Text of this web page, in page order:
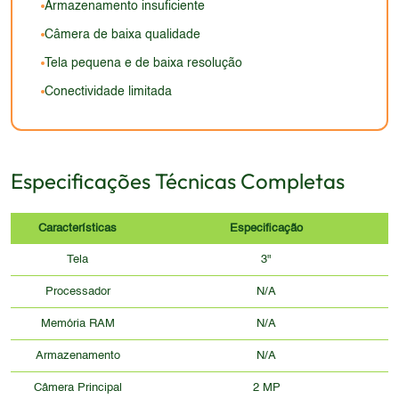
Armazenamento insuficiente
Câmera de baixa qualidade
Tela pequena e de baixa resolução
Conectividade limitada
Especificações Técnicas Completas
Características Especificação
Tela 3"
Processador N/A
Memória RAM N/A
Armazenamento N/A
Câmera Principal 2 MP